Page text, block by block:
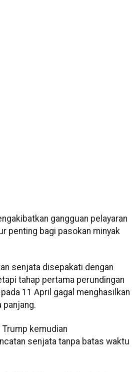
gangguan pelayaran
penting bagi pasokan minyak
senjata disepakati dengan
tahap pertama perundingan
11 April gagal menghasilkan
panjang.
Trump kemudian
senjata tanpa batas waktu